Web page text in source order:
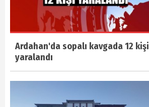
Ardahan'da sopalı kavgada 12 kişi
yaralandı